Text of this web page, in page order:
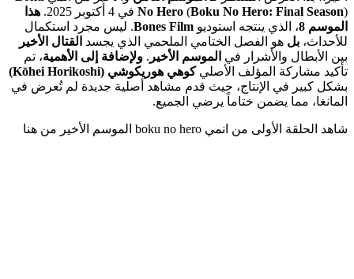
No Hero (Boku No Hero: Final Season) في 4 أكتوبر 2025.
هذا
الموسم 8
، الذي ينتجه استوديو Bones Film. ليس مجرد استكمال
للأحداث، بل هو الفصل الختامي الملحمي الذي يجسد القتال الأخير
بين الأبطال والأشرار في الموسم الأخير . ولإضافة إلى الأهمية، تم
تأكيد مشاركة المؤلف الأصليكوهي هوريكوشي (Kōhei Horikoshi)
بشكل كبير في الإنتاج، حيث قدم مشاهد أصلية جديدة لم تُعرض في
المانغا، مما يضمن ختاماً يرضي الجميع.
شاهد الحلقة الأولى من انمي boku no hero الموسم الأخير من هنا